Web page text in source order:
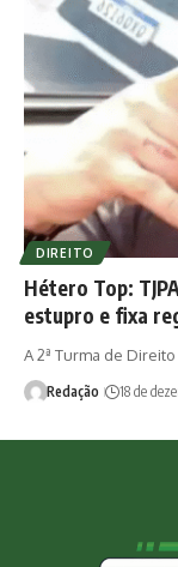
DIREITO
Hétero Top:
estupro e fixa
A 2ª Turma de
Redação 18 de